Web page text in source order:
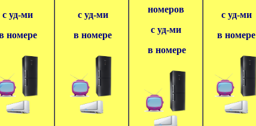
с уд-ми
номере
с уд-ми
в номере
номеров
с уд-ми
в номере
с уд-ми
в номере